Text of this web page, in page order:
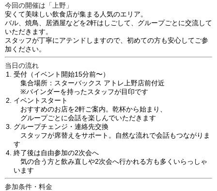
今回の開催は「上野」
安くて美味しい飲食店が集まる人気のエリア。
バル、焼鳥、居酒屋などを2軒はしごして、グループごとに交流して
いただきます。
スタッフが丁寧にアテンドしますので、初めての方も安心してご参
加ください。
当日の流れ
受付 （イベント開始15分前〜）
集合場所：スターバックス アトレ上野店前付近
※バインダーを持ったスタッフが目印です
イベントスタート
おすすめのお店を2軒ご案内。乾杯から始まり、
グループごとに会話を楽しんでいただきます
グループチェンジ・連絡先交換
スタッフが席替えをサポート。自然な流れで会話もつながりま
す
終了後は自由参加の2次会へ
気の合う方と飲み直しや2次会へ行かれる方も多くいらっしゃ
います
参加条件・料金